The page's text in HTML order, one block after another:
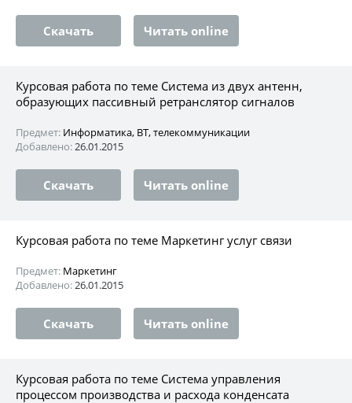
Скачать Читать online
Курсовая работа по теме Система из двух антенн,
образующих пассивный ретранслятор сигналов
Предмет: Информатика, ВТ, телекоммуникации
Добавлено:26.01.2015
Скачать Читать online
Курсовая работа по теме Маркетинг услуг связи
Предмет: Маркетинг
Добавлено:26.01.2015
Скачать Читать online
Курсовая работа по теме Система управления
процессом производства и расхода конденсата